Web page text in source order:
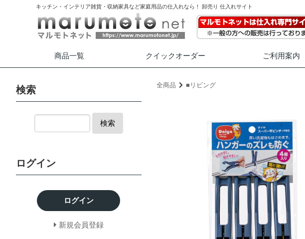
キッチン・インテリア雑貨・収納家具など家庭用品の仕入れなら！ 卸売り 仕入れサイト
商品一覧 クイックオーダー ご利用案内
全商品 ■リビング
検索
検索
ログイン
ログイン
新規会員登録